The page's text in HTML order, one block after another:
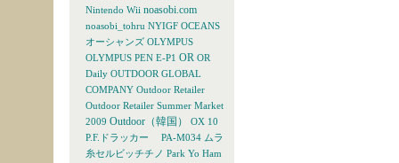
Nintendo Wii noasobi.com
noasobi_tohru NYIGF OCEANS
オーシャンズ OLYMPUS
OLYMPUS PEN E-P1 OR OR
Daily OUTDOOR GLOBAL
COMPANY Outdoor Retailer
Outdoor Retailer Summer Market
2009 Outdoor（韓国）
OX 10
P.F.ドラッカー
PA-M034 ムラ
糸セルビッチチノ Park Yo Ham